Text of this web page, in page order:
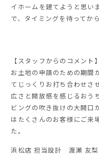
イホームを建てようと思い
で、タイミングを待ってか
【スタッフからのコメント】
お土地の申請のための期間
てじっくりお打ち合わせさ
広さと開放感を感じるおう
ビングの吹き抜けの大開口
はたくさんのお客様にご来
た。
浜松店 担当設計 渡瀬 友梨